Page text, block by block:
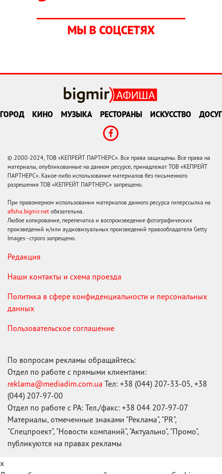
МЫ В СОЦСЕТЯХ
ГОРОД КИНО МУЗЫКА РЕСТОРАНЫ ИСКУССТВО ДОСУГ
© 2000-2024, ТОВ «КЕПРЕЙТ ПАРТНЕРС». Все права защищены. Все права на
материалы, опубликованные на данном ресурсе, принадлежат ТОВ «КЕПРЕЙТ
ПАРТНЕРС». Какое-либо использование материалов без письменного
разрешения ТОВ «КЕПРЕЙТ ПАРТНЕРС» запрещено.
При правомерном использовании материалов данного ресурса гиперссылка на
afisha.bigmir.net обязательна.
Любое копирование, перепечатка и воспроизведение фотографических
произведений и/или аудиовизуальных произведений правообладателя Getty
Images - строго запрещено.
Редакция
Наши контакты и схема проезда
Политика в сфере конфиденциальности и персональных
данных
Пользовательское соглашение
По вопросам рекламы обращайтесь:
Отдел по работе с прямыми клиентами:
reklama@mediadim.com.ua Тел: +38 (044) 207-33-05, +38
(044) 207-97-00
Отдел по работе с РА: Тел./факс: +38 044 207-97-07
Материалы, отмеченные знаками "Реклама", "PR",
"Спецпроект", "Новости компаний", "Актуально", "Промо",
публикуются на правах рекламы
x